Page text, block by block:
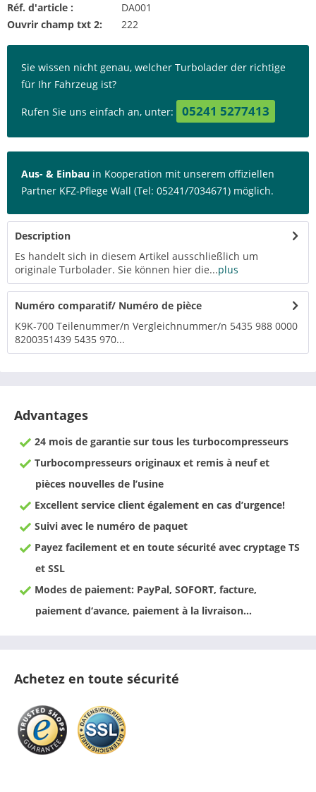
Réf. d'article :
DA001
Ouvrir champ txt 2:
222
Sie wissen nicht genau, welcher Turbolader der richtige
für Ihr Fahrzeug ist?
Rufen Sie uns einfach an, unter: 05241 5277413
Aus- & Einbau in Kooperation mit unserem offiziellen
Partner KFZ-Pflege Wall (Tel: 05241/7034671) möglich.
Description
Es handelt sich in diesem Artikel ausschließlich um
originale Turbolader. Sie können hier die...plus
Numéro comparatif/ Numéro de pièce
K9K-700 Teilenummer/n Vergleichnummer/n 5435 988 0000
8200351439 5435 970...
Advantages
24 mois de garantie sur tous les turbocompresseurs
Turbocompresseurs originaux et remis à neuf et
pièces nouvelles de l’usine
Excellent service client également en cas d’urgence!
Suivi avec le numéro de paquet
Payez facilement et en toute sécurité avec cryptage TS
et SSL
Modes de paiement: PayPal, SOFORT, facture,
paiement d‘avance, paiement à la livraison…
Achetez en toute sécurité